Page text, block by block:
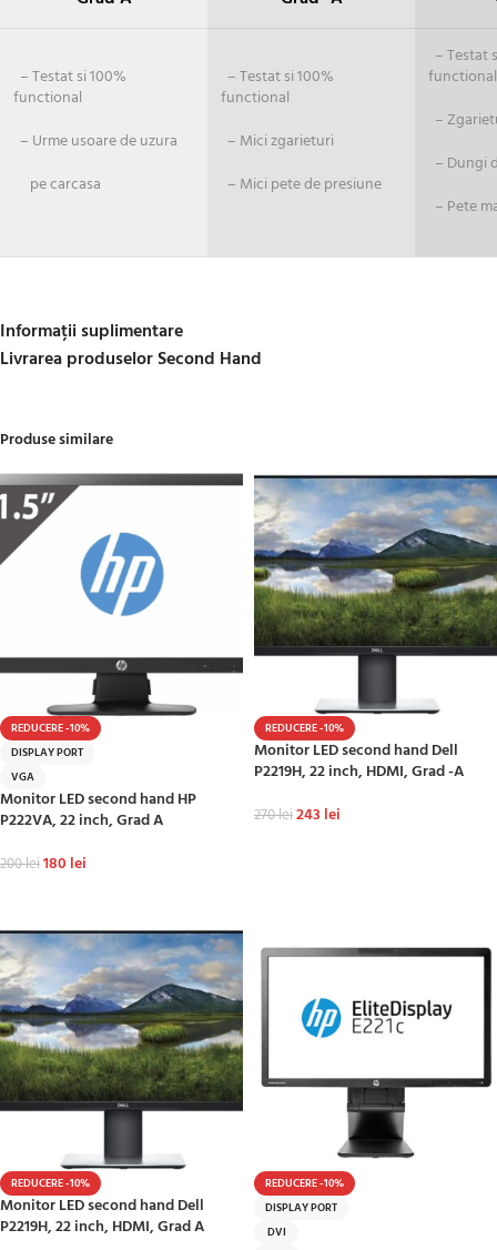
– Testat si 100%
functional
– Urme usoare de uzura
pe carcasa
– Testat si 100%
functional
– Mici zgarieturi
– Mici pete de presiune
– Testat
functional
–
– Dungi
– Pete
Informații suplimentare
Livrarea produselor Second Hand
Produse similare
REDUCERE -10%
DISPLAY PORT
VGA
Monitor LED second hand HP
P222VA, 22 inch, Grad A
200lei180 lei
REDUCERE -10%
Monitor LED second hand Dell
P2219H, 22 inch, HDMI, Grad -A
270lei243 lei
REDUCERE -10%
Monitor LED second hand Dell
P2219H, 22 inch, HDMI, Grad A
REDUCERE -10%
DISPLAY PORT
DVI